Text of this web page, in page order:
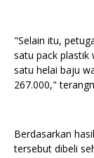
"Selain itu,
satu pack plastik
satu helai baju
267.000,"
Berdasarkan
tersebut dibeli